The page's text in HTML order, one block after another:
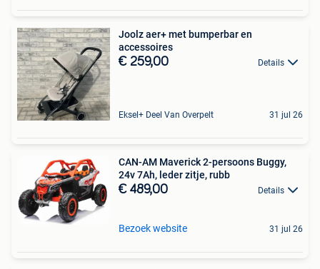
Joolz aer+ met bumperbar en
accessoires
€ 259,00 Details
Eksel+ Deel Van Overpelt 31 jul 26
CAN-AM Maverick 2-persoons Buggy,
24v 7Ah, leder zitje, rubb
€ 489,00 Details
Bezoek website 31 jul 26